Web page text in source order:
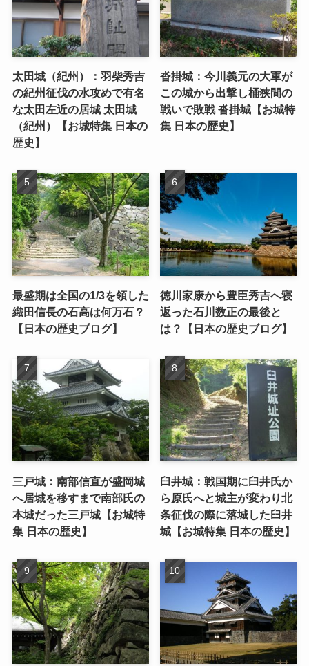
太田城（紀州）：羽柴秀吉
の紀州征伐の水攻めで有名
な太田左近の居城 太田城
（紀州）【お城特集 日本の
歴史】
沓掛城：今川義元の大軍が
この城から出撃し桶狭間の
戦いで敗戦 沓掛城【お城特
集 日本の歴史】
最盛期は全国の1/3を領した
織田信長の石高は何万石？
【日本の歴史ブログ】
徳川家康から豊臣秀吉へ寝
返った石川数正の最後と
は？【日本の歴史ブログ】
三戸城：南部信直が盛岡城
へ居城を移すまで南部氏の
本城だった三戸城【お城特
集 日本の歴史】
臼井城：戦国期に臼井氏か
ら原氏へと城主が変わり北
条征伐の際に落城した臼井
城【お城特集 日本の歴史】